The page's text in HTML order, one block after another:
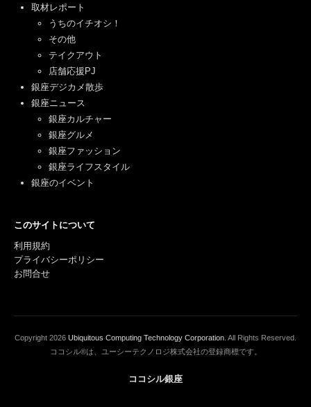
取材レポート
うちのイチオシ！
その他
テイクアウト
店舗応援PJ
銀座デジカメ散歩
銀座ニュース
銀座カルチャー
銀座グルメ
銀座ファッション
銀座ライフスタイル
銀座のイベント
このサイトについて
利用規約
プライバシーポリシー
お問合せ
Copyright 2026 Ubiquitous Computing Technology Corporation . All Rights Reserved.
ココシル®は、ユーシーテクノロジ株式会社の登録商標です。
ココシル銀座